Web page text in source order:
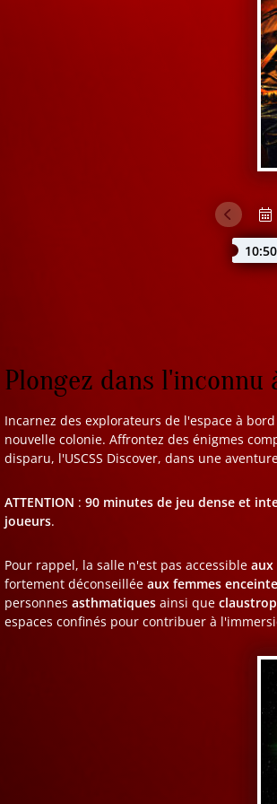
10:50
Plongez dans l'inconnu
Incarnez des explorateurs de l'espace à
nouvelle colonie. Affrontez des énigmes
disparu, l'USCSS Discover, dans une
ATTENTION : 90 minutes de jeu dense et
joueurs.
Pour rappel, la salle n'est pas accessible aux
fortement déconseillée aux femmes
personnes asthmatiques ainsi que
espaces confinés pour contribuer à